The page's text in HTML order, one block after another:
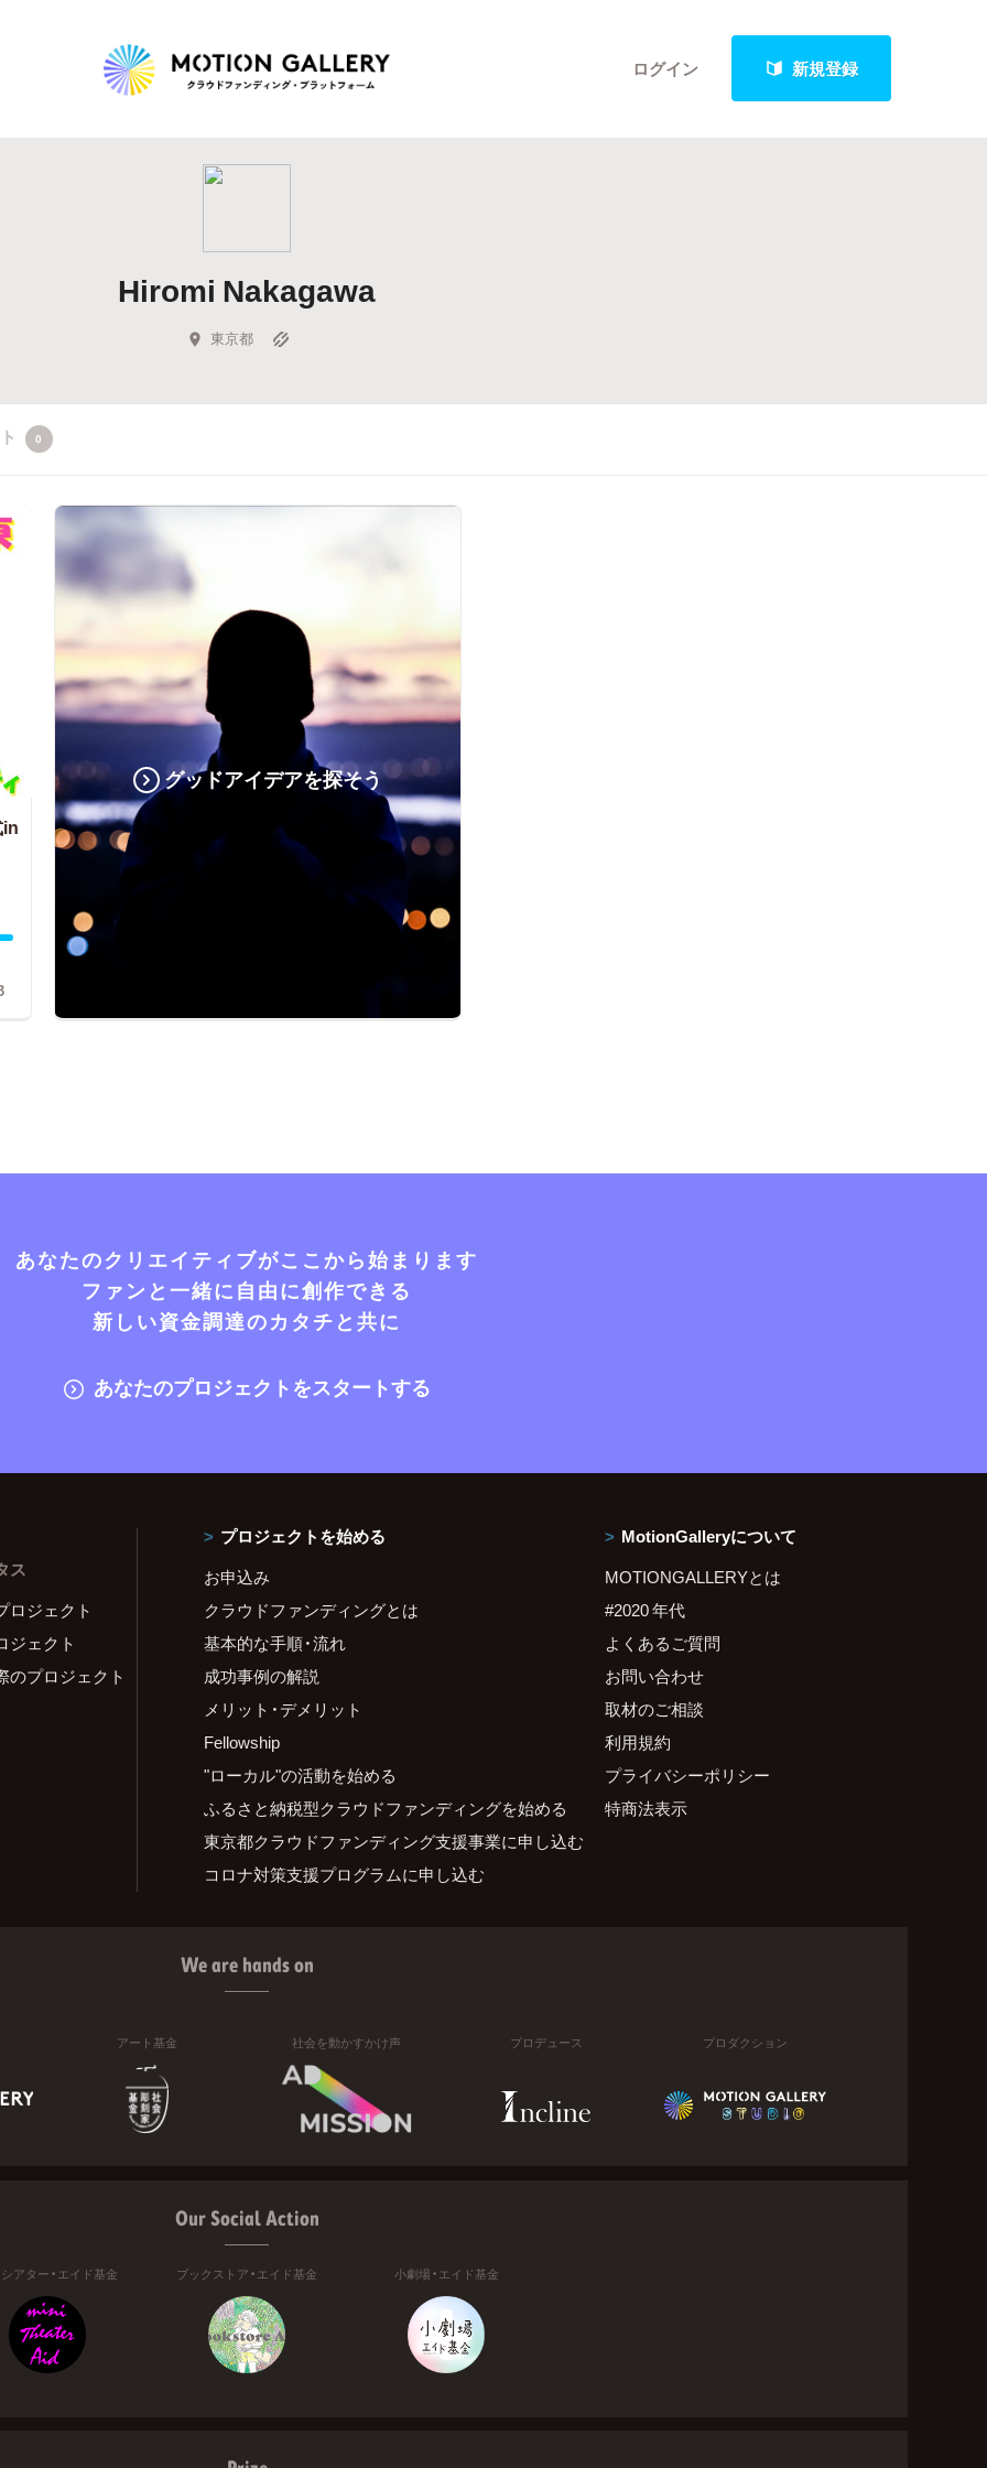
ログイン 新規登録
Highlight
Feature
キュレーターから探す
Hiromi Nakagawa
東京都
0
グッドアイデアを探そう
あなたのクリエイティブがここから始まります
ファンと一緒に自由に創作できる
新しい資金調達のカタチと共に
あなたのプロジェクトをスタートする
ス
ロジェクト
ジェクト
のプロジェクト
プロジェクトを始める
お申込み
クラウドファンディングとは
基本的な手順・流れ
成功事例の解説
メリット・デメリット
Fellowship
"ローカル"の活動を始める
ふるさと納税型クラウドファンディングを始める
東京都クラウドファンディング支援事業に申し込む
コロナ対策支援プログラムに申し込む
MotionGalleryについて
MOTIONGALLERYとは
#2020 年代
よくあるご質問
お問い合わせ
取材のご相談
利用規約
プライバシーポリシー
特商法表示
We are hands on
アート基金 社会を動かすかけ声 プロデュース プロダクション
Our Social Action
アター・エイド基金 ブックストア・エイド基金 小劇場・エイド基金